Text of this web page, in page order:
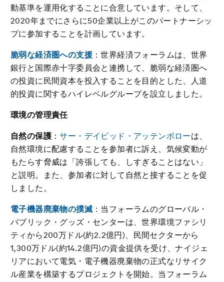
動基準を運用化することに合意しています。そして、
2020年までにさらに50企業以上がこのパートナーシッ
プに参加することを計画しています。
脆弱な経済圏への支援 ：世界経済フォーラムは、世界
銀行と国際赤十字委員会と連携して、脆弱な経済圏へ
の投資に民間資本を投入することを目的とした、人道
的投資に関するハイレベルグループを設立しました。
環境の管理責任
自然の保護 ：サー・デイビッド・アッテンボローは、
自然環境に配慮することを参加者に訴え、気候変動が
もたらす脅威は「誇張しても、しすぎることはない」
と説明。また、参加者に対して自然と接することを促
しました。
電子機器廃棄物の撲滅 ：当フォーラムのグローバル・
パブリック・グッズ・センターは、世界環境ファシリ
ティから200万ドル(約2.2億円)、民間セクターから
1,300万ドル(約14.2億円)の資金提供を受け、ナイジェ
リアにおいて電気・電子機器廃棄物の正式なリサイク
ル産業を構築するプロジェクトを開始。当フォーラム